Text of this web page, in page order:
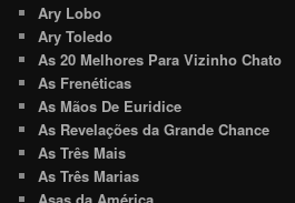
Ary Lobo
Ary Toledo
As 20 Melhores Para Vizinho Chato
As Frenéticas
As Mãos De Euridice
As Revelações da Grande Chance
As Três Mais
As Três Marias